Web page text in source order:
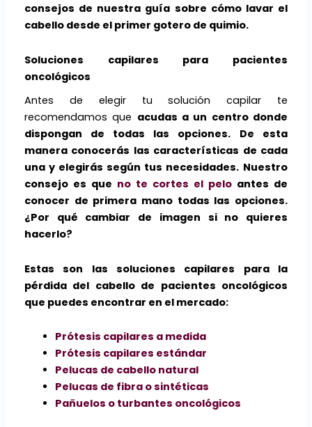
consejos de nuestra guía sobre cómo lavar el
cabello desde el primer gotero de quimio.
Soluciones capilares para pacientes
oncológicos
Antes de elegir tu solución capilar te
recomendamos que acudas a un centro donde
dispongan de todas las opciones.
De esta
manera conocerás las características de cada
una y elegirás según tus necesidades. Nuestro
consejo es que no te cortes el peloantes de
conocer de primera mano todas las opciones.
¿Por qué cambiar de imagen si no quieres
hacerlo?
Estas son las soluciones capilares para la
pérdida del cabello de pacientes oncológicos
que puedes encontrar en el mercado:
Prótesis capilares a medida
Prótesis capilares estándar
Pelucas de cabello natural
Pelucas de fibra o sintéticas
Pañuelos o turbantes oncológicos